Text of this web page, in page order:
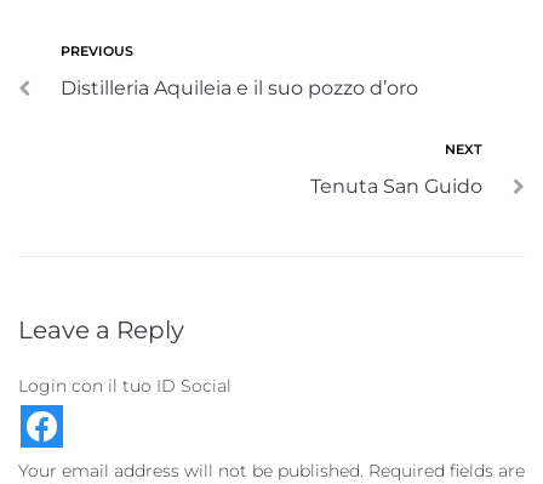
PREVIOUS
Distilleria Aquileia e il suo pozzo d’oro
NEXT
Tenuta San Guido
Leave a Reply
Login con il tuo ID Social
Your email address will not be published. Required fields are